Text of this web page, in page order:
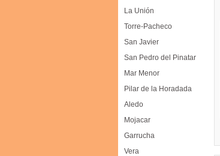
La Unión
Torre-Pacheco
San Javier
San Pedro del Pinatar
Mar Menor
Pilar de la Horadada
Aledo
Mojacar
Garrucha
Vera